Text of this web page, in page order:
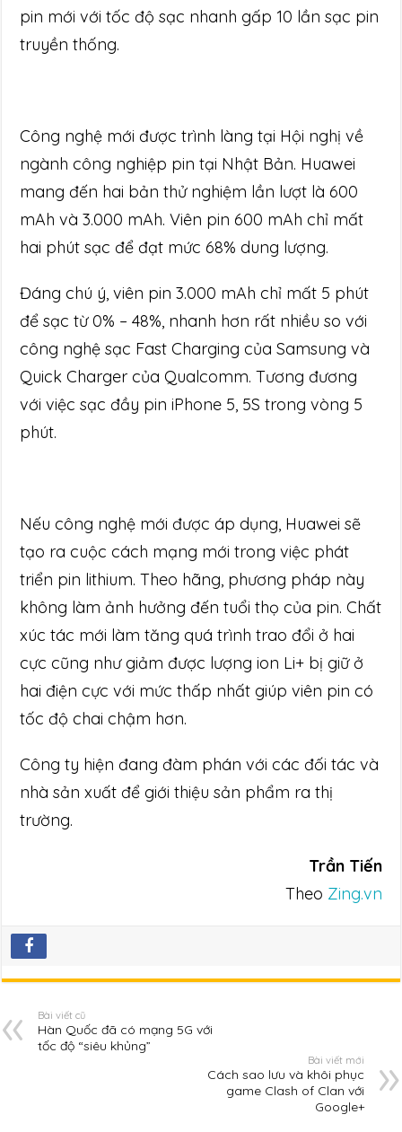
pin mới với tốc độ sạc nhanh gấp 10 lần sạc pin
truyền thống.
Công nghệ mới được trình làng tại Hội nghị về
ngành công nghiệp pin tại Nhật Bản. Huawei
mang đến hai bản thử nghiệm lần lượt là 600
mAh và 3.000 mAh. Viên pin 600 mAh chỉ mất
hai phút sạc để đạt mức 68% dung lượng.
Đáng chú ý, viên pin 3.000 mAh chỉ mất 5 phút
để sạc từ 0% – 48%, nhanh hơn rất nhiều so với
công nghệ sạc Fast Charging của Samsung và
Quick Charger của Qualcomm. Tương đương
với việc sạc đầy pin iPhone 5, 5S trong vòng 5
phút.
Nếu công nghệ mới được áp dụng, Huawei sẽ
tạo ra cuộc cách mạng mới trong việc phát
triển pin lithium. Theo hãng, phương pháp này
không làm ảnh hưởng đến tuổi thọ của pin. Chất
xúc tác mới làm tăng quá trình trao đổi ở hai
cực cũng như giảm được lượng ion Li+ bị giữ ở
hai điện cực với mức thấp nhất giúp viên pin có
tốc độ chai chậm hơn.
Công ty hiện đang đàm phán với các đối tác và
nhà sản xuất để giới thiệu sản phẩm ra thị
trường.
Trần Tiến
Theo Zing.vn
Bài viết cũ
Hàn Quốc đã có mạng 5G với
tốc độ “siêu khủng”
Bài viết mới
Cách sao lưu và khôi phục
game Clash of Clan với
Google+